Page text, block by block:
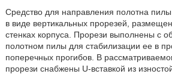
Средство для направления полотна
в виде вертикальных прорезей,
стенках корпуса. Прорези выполнены с
полотном пилы для стабилизации ее в
поперечных прогибов. В
прорези снабжены U-вставкой из